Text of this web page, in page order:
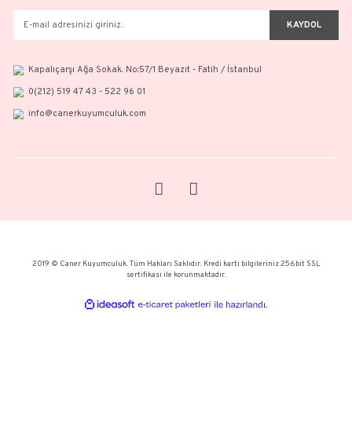
0(212) 519 47 43 - 522 96 01
info@canerkuyumculuk.com
KATEGORİLER
KULLANICI MENÜSÜ